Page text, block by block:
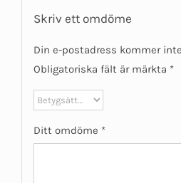
Skriv ett omdöme
Din e-postadress kommer
Obligatoriska fält är märkta *
Ditt omdöme *